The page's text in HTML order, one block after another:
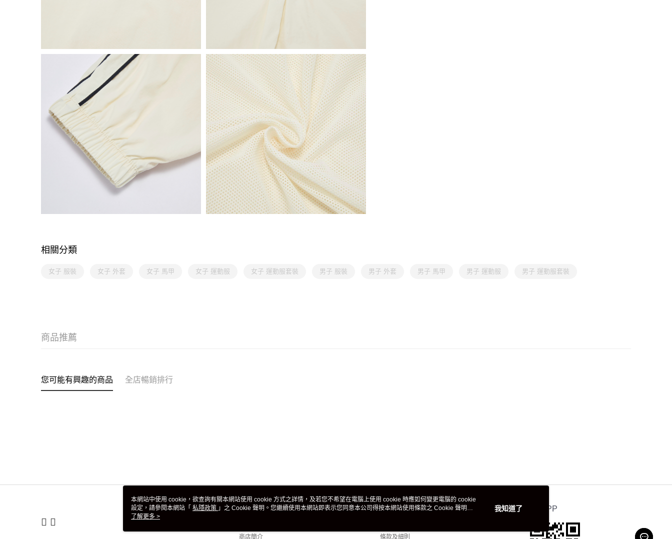
相關分類
女子 服裝 女子 外套 女子 馬甲 女子 運動服 女子 運動服套裝 男子 服裝 男子 外套 男子 馬甲 男子 運動服 男子 運動服套裝
商品推薦
您可能有興趣的商品 全店暢銷排行
關於我們
商店簡介
客戶服務
條款及細則
官方APP
本網站中使用 cookie，欲查詢有關本網站使用 cookie 方式之詳情，及若您不希望在電腦上使用 cookie 時應如何變更電腦的 cookie
設定，請參閱本網站「 私隱政策 」之 Cookie 聲明。您繼續使用本網站即表示您同意本公司得按本網站使用條款之 Cookie 聲明使
用 cookie。
了解更多 >
我知道了